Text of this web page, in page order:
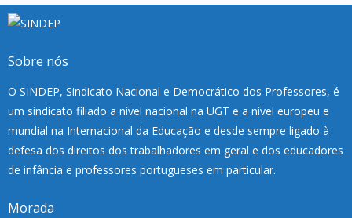
Sobre nós
O SINDEP, Sindicato Nacional e Democrático dos Professores, é
um sindicato filiado a nível nacional na UGT e a nível europeu e
mundial na Internacional da Educação e desde sempre ligado à
defesa dos direitos dos trabalhadores em geral e dos educadores
de infância e professores portugueses em particular.
Morada